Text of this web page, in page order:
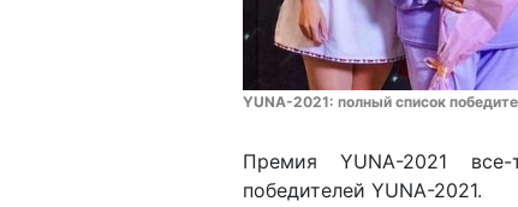
YUNA-2021: полный список
Премия YUNA-2021
победителей YUNA-2021.